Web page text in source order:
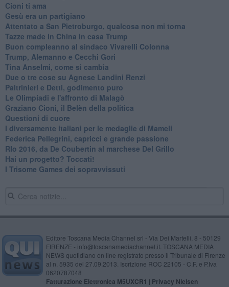
Cioni ti ama
​Gesù era un partigiano
Attentato a San Pietroburgo, qualcosa non mi torna
Tazze made in China in casa Trump
Buon compleanno al sindaco Vivarelli Colonna
Trump, Alemanno e Cecchi Gori
Tina Anselmi, come si cambia
Due o tre cose su Agnese Landini Renzi
Paltrinieri e Detti, godimento puro
Le Olimpiadi e l'affronto di Malagò
Graziano Cioni, il Belèn della politica
Questioni di cuore
I diversamente italiani per le medaglie di Mameli
Federica Pellegrini, capricci e grande passione
RIo 2016, da De Coubertin al marchese Del Grillo
​Hai un progetto? Toccati!
​I Trisome Games dei sopravvissuti
Editore Toscana Media Channel srl - Via Dei Martelli, 8 - 50129
FIRENZE - info@toscanamediachannel.it. TOSCANA MEDIA
NEWS quotidiano on line registrato presso il Tribunale di Firenze
al n. 5935 del 27.09.2013. Iscrizione ROC 22105 - C.F. e P.Iva
0620787048
Fatturazione Elettronica M5UXCR1 | Privacy Nielsen